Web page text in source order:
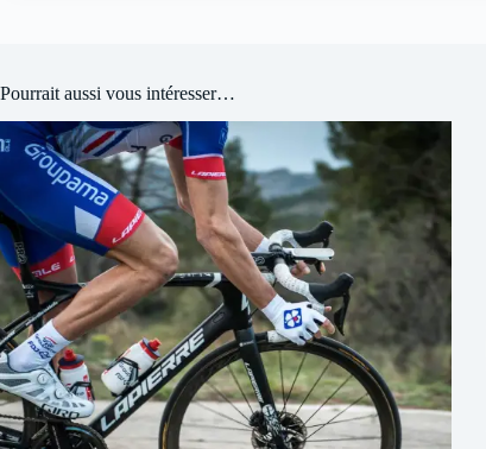
Pourrait aussi vous intéresser…